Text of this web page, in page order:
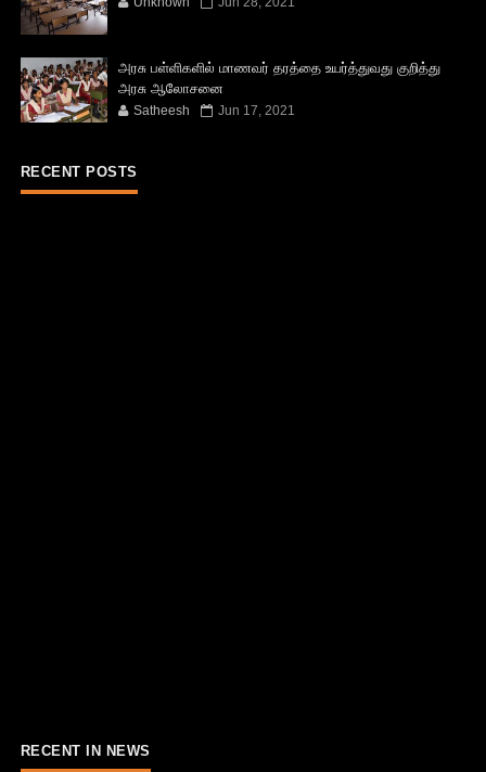
அரசு பள்ளிகளில் மாணவர் தரத்தை உயர்த்துவது குறித்து
அரசு ஆலோசனை
Satheesh Jun 17, 2021
RECENT POSTS
RECENT IN NEWS